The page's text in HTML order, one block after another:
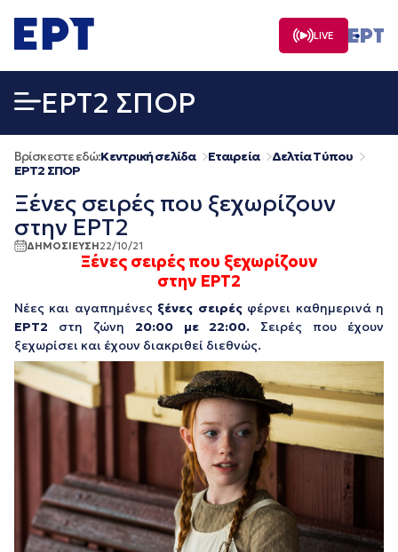
σε
περιεχόμενο
LIVE
EΡΤ2 ΣΠΟΡ
Βρίσκεστε εδώ:Κεντρική σελίδα Εταιρεία
Δελτία Τύπου
EΡΤ2 ΣΠΟΡ
Ξένες σειρές που ξεχωρίζουν
στην ΕΡΤ2
ΔΗΜΟΣΙΕΥΣΗ22/10/21
Ξένες σειρές που ξεχωρίζουν
στην ΕΡΤ2
Νέες και αγαπημένες ξένες σειρέςφέρνει καθημερινά η
ΕΡΤ2 στη ζώνη 20:00 με 22:00. Σειρές που έχουν
ξεχωρίσει και έχουν διακριθεί διεθνώς.